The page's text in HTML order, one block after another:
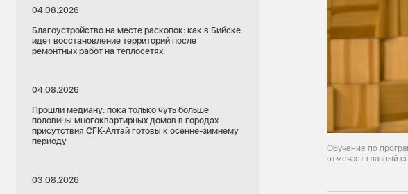
04.08.2026
Благоустройство на месте раскопок: как в Бийске
идет восстановление территорий после
ремонтных работ на теплосетях.
04.08.2026
Прошли медиану: пока только чуть больше
половины многоквартирных домов в городах
присутствия СГК-Алтай готовы к осенне-зимнему
периоду
03.08.2026
Обучение по
отмечает главный